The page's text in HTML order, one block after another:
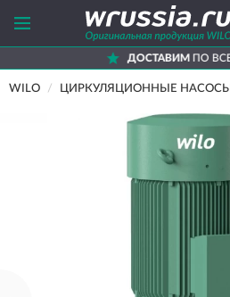
ПО ВСЕЙ РОССИИ
WILO ЦИРКУЛЯЦИОННЫЕ НАСОСЫ